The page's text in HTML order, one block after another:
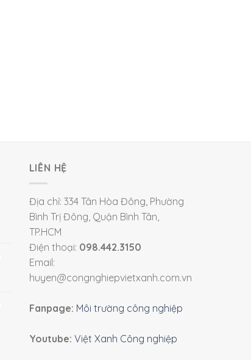
LIÊN HỆ
Địa chỉ: 334 Tân Hòa Đông, Phường
Bình Trị Đông, Quận Bình Tân,
TP.HCM
Điện thoại: 098.442.3150
Email:
huyen@congnghiepvietxanh.com.vn
Fanpage: Môi trường công nghiệp
Youtube: Việt Xanh Công nghiệp